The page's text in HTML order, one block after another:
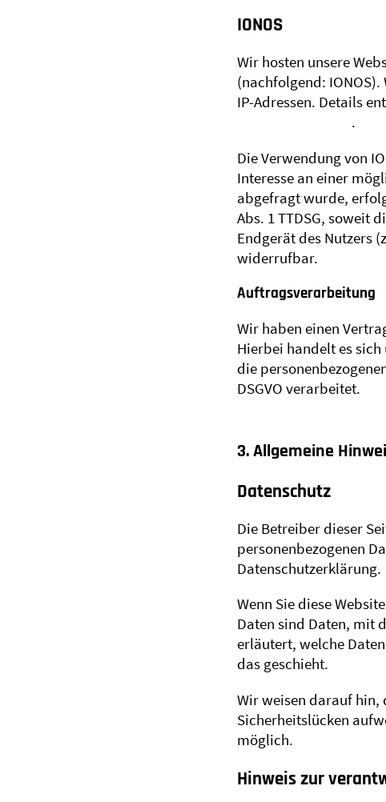
IONOS
Wir hosten unsere
(nachfolgend: IONOS).
IP-Adressen. Details
.
Die Verwendung von
Interesse an einer
abgefragt wurde,
Abs. 1 TTDSG, soweit
Endgerät des Nutzers
widerrufbar.
Auftragsverarbeitung
Wir haben einen
Hierbei handelt es
die
DSGVO verarbeitet.
3. Allgemeine
Datenschutz
Die Betreiber dieser
personenbezogenen
Datenschutzerklärung.
Wenn Sie diese
Daten sind Daten, mit
erläutert, welche
das geschieht.
Wir weisen darauf hin,
Sicherheitslücken
möglich.
Hinweis zur